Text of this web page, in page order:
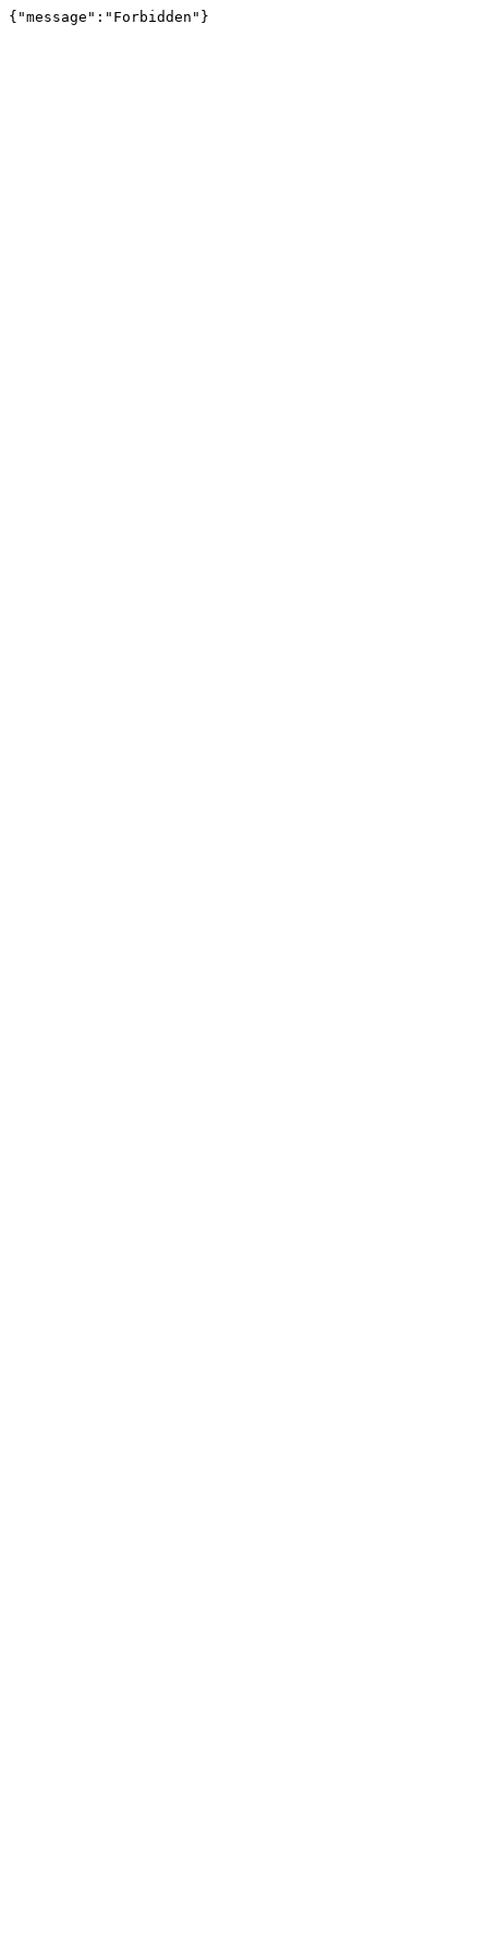
{"message":"Forbidden"}